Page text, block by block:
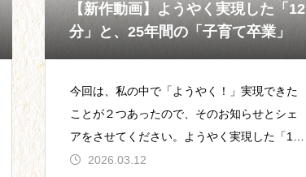
【新作動画】ようやく実現した「12
分」と、25年間の「子育て卒業」
今回は、私の中で「ようやく！」実現できた
ことが２つあったので、そのお知らせとシェ
アをさせてください。ようやく実現した「12
分」の新作動画１つは、昨日新作のYoutube
2026.03.12